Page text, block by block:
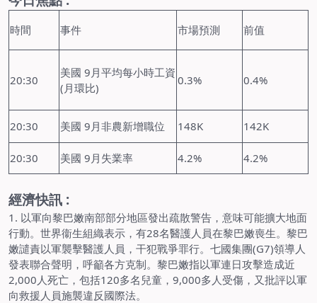
時間 事件 市場預測 前值
20:30
美國 9月平均每小時工資
(月環比)
0.3% 0.4%
20:30 美國 9月非農新增職位 148K 142K
20:30 美國 9月失業率 4.2% 4.2%
經濟快訊 :
1. 以軍向黎巴嫩南部部分地區發出疏散警告，意味可能擴大地面
行動。世界衞生組織表示，有28名醫護人員在黎巴嫩喪生。黎巴
嫩譴責以軍襲擊醫護人員，干犯戰爭罪行。七國集團(G7)領導人
發表聯合聲明，呼籲各方克制。黎巴嫩指以軍連日攻擊造成近
2,000人死亡，包括120多名兒童，9,000多人受傷，又批評以軍
向救援人員施襲違反國際法。